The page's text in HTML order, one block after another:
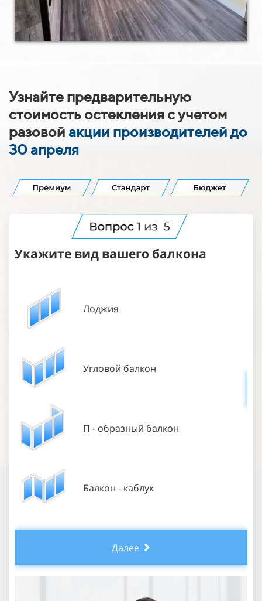
Узнайте предварительную
стоимость остекления с учетом
разовой акции производителей до
30 апреля
Укажите вид вашего балкона
Лоджия
Угловой балкон
П - образный балкон
Балкон - каблук
Далее